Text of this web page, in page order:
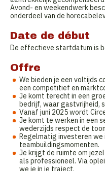
Avond- en weekendwerk
onderdeel van de
Date de début
De effectieve startdatum is
Offre
We bieden je een voltijds
een competitief en
Je komt terecht in een
bedrijf, waar gastvrijheid,
Vanaf juni 2025 wordt
Je komt te werken in een
wederzijds respect de
Regelmatig investeren we
teambuildingsmomenten.
Je krijgt de ruimte om
als professioneel. Via
we je in je traject.